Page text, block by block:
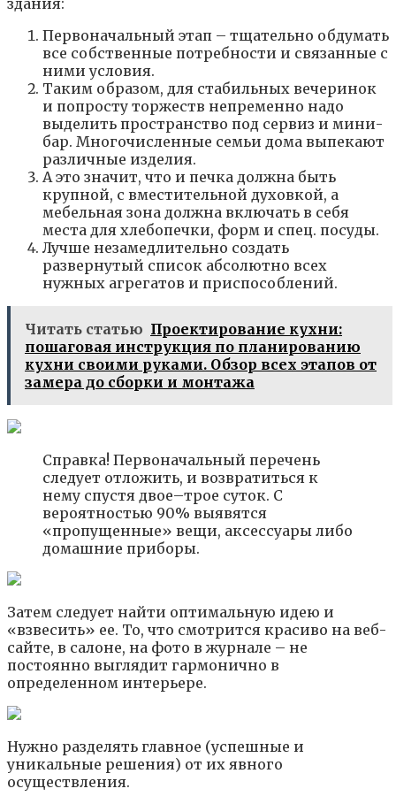
здания:
Первоначальный этап – тщательно обдумать
все собственные потребности и связанные с
ними условия.
Таким образом, для стабильных вечеринок
и попросту торжеств непременно надо
выделить пространство под сервиз и мини-
бар. Многочисленные семьи дома выпекают
различные изделия.
А это значит, что и печка должна быть
крупной, с вместительной духовкой, а
мебельная зона должна включать в себя
места для хлебопечки, форм и спец. посуды.
Лучше незамедлительно создать
развернутый список абсолютно всех
нужных агрегатов и приспособлений.
Читать статью Проектирование кухни:
пошаговая инструкция по планированию
кухни своими руками. Обзор всех этапов от
замера до сборки и монтажа
Справка! Первоначальный перечень
следует отложить, и возвратиться к
нему спустя двое–трое суток. С
вероятностью 90% выявятся
«пропущенные» вещи, аксессуары либо
домашние приборы.
Затем следует найти оптимальную идею и
«взвесить» ее. То, что смотрится красиво на веб-
сайте, в салоне, на фото в журнале – не
постоянно выглядит гармонично в
определенном интерьере.
Нужно разделять главное (успешные и
уникальные решения) от их явного
осуществления.